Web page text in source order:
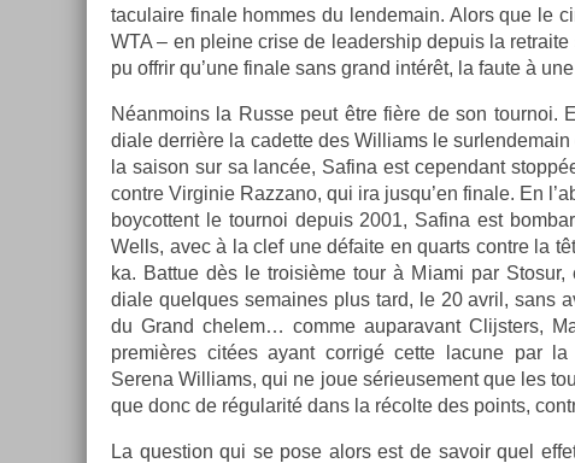
taculaire fin­ale hom­mes du len­demain. Alors que le
WTA – en pleine crise de leadership de­puis la
pu of­frir qu’une fin­ale sans grand intérêt, la faute à
Néan­moins la Russe peut être fière de son tour­noi.
diale derrière la cadet­te des Wil­liams le
la saison sur sa lancée, Safina est cepen­dant
con­tre Vir­ginie Raz­zano, qui ira jusqu’en fin­ale. En
boycot­tent le tour­noi de­puis 2001, Safina est
Wells, avec à la clef une défaite en quarts con­tre la
ka. Bat­tue dès le troisiè­me tour à Miami par
diale quel­ques semaines plus tard, le 20 avril, sans
du Grand chelem… comme auparavant Clijst­ers,
premières citées ayant cor­rigé cette lacune par
Serena Wil­liams, qui ne joue sérieuse­ment que les
que donc de régularité dans la récolte des points,
La ques­tion qui se pose alors est de savoir quel